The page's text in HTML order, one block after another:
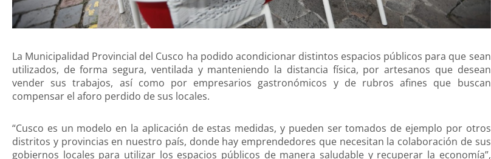
La Municipalidad Provincial del Cusco ha podido acondicionar distintos espacios públicos para que sean
utilizados, de forma segura, ventilada y manteniendo la distancia física, por artesanos que desean
vender sus trabajos, así como por empresarios gastronómicos y de rubros afines que buscan
compensar el aforo perdido de sus locales.
“Cusco es un modelo en la aplicación de estas medidas, y pueden ser tomados de ejemplo por otros
distritos y provincias en nuestro país, donde hay emprendedores que necesitan la colaboración de sus
gobiernos locales para utilizar los espacios públicos de manera saludable y recuperar la economía”,